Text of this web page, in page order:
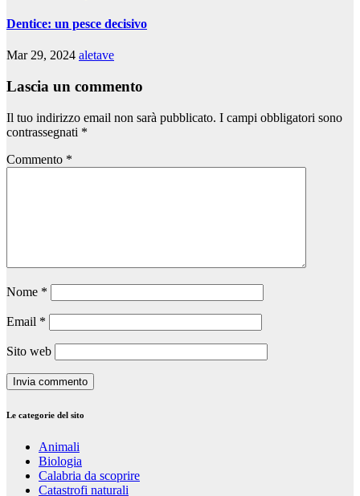
Dentice: un pesce decisivo
Mar 29, 2024 aletave
Lascia un commento
Il tuo indirizzo email non sarà pubblicato. I campi obbligatori sono
contrassegnati *
Commento *
Nome *
Email *
Sito web
Le categorie del sito
Animali
Biologia
Calabria da scoprire
Catastrofi naturali